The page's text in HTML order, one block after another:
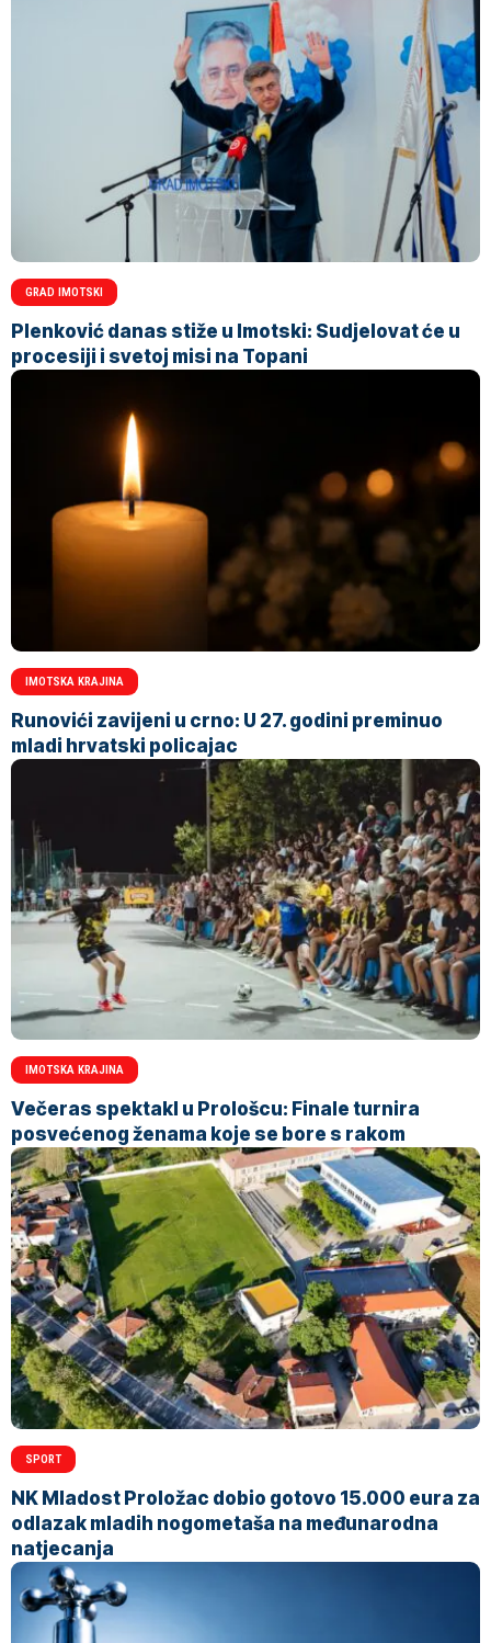
GRAD IMOTSKI
Plenković danas stiže u Imotski: Sudjelovat će u
procesiji i svetoj misi na Topani
IMOTSKA KRAJINA
Runovići zavijeni u crno: U 27. godini preminuo
mladi hrvatski policajac
IMOTSKA KRAJINA
Večeras spektakl u Prološcu: Finale turnira
posvećenog ženama koje se bore s rakom
SPORT
NK Mladost Proložac dobio gotovo 15.000 eura za
odlazak mladih nogometaša na međunarodna
natjecanja